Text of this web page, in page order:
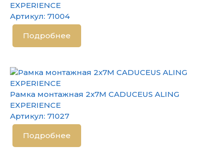
EXPERIENCE
Артикул: 71004
Подробнее
Рамка монтажная 2х7М CADUCEUS ALING
EXPERIENCE
Артикул: 71027
Подробнее